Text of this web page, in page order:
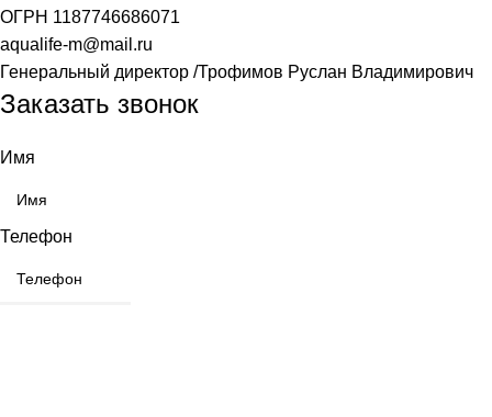
ОГРН 1187746686071
aqualife-m@mail.ru
Генеральный директор /Трофимов Руслан Владимирович
Заказать звонок
Имя
Телефон